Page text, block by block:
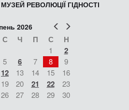
РЕВОЛЮЦІЇ ГІДНОСТІ
Попер
2026
С Ч П С Н
1 2
5 6 7 8
9
12 13 14 15
16
19 20 21 22
23
26 27 28 29
30